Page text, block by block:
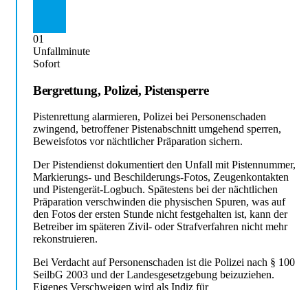
01
Unfallminute
Sofort
Bergrettung, Polizei, Pistensperre
Pistenrettung alarmieren, Polizei bei Personenschaden
zwingend, betroffener Pistenabschnitt umgehend sperren,
Beweisfotos vor nächtlicher Präparation sichern.
Der Pistendienst dokumentiert den Unfall mit Pistennummer,
Markierungs- und Beschilderungs-Fotos, Zeugenkontakten
und Pistengerät-Logbuch. Spätestens bei der nächtlichen
Präparation verschwinden die physischen Spuren, was auf
den Fotos der ersten Stunde nicht festgehalten ist, kann der
Betreiber im späteren Zivil- oder Strafverfahren nicht mehr
rekonstruieren.
Bei Verdacht auf Personenschaden ist die Polizei nach § 100
SeilbG 2003 und der Landesgesetzgebung beizuziehen.
Eigenes Verschweigen wird als Indiz für